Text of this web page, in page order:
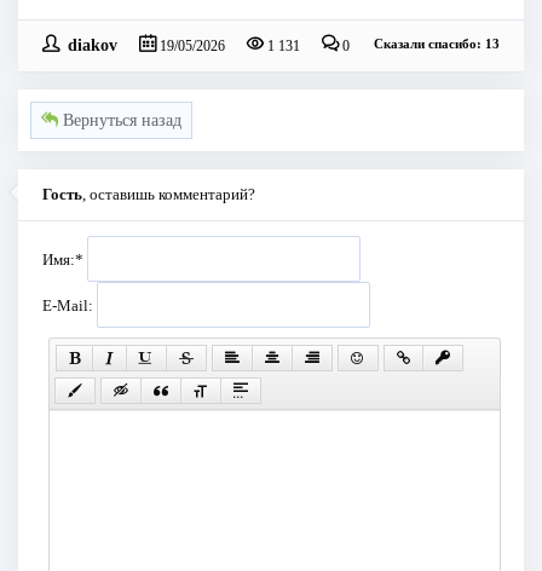
diakov 19/05/2026 1 131 0 Сказали спасибо: 13
Вернуться назад
Гость , оставишь комментарий?
Имя:*
E-Mail: